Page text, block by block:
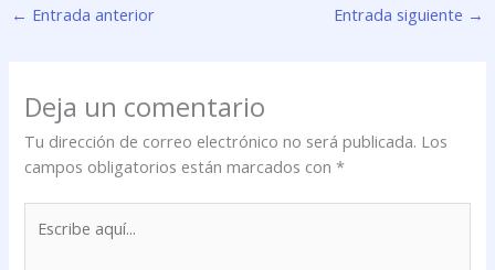
← Entrada anterior Entrada siguiente →
Deja un comentario
Tu dirección de correo electrónico no será publicada. Los
campos obligatorios están marcados con*
aquí...